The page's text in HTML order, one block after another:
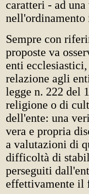
caratteri - ad
nell'ordinamento
Sempre con
proposte va
enti
relazione agli
legge n. 222 del
religione o di
dell'ente: una
vera e propria
a valutazioni di
difficoltà di
perseguiti
effettivamente il